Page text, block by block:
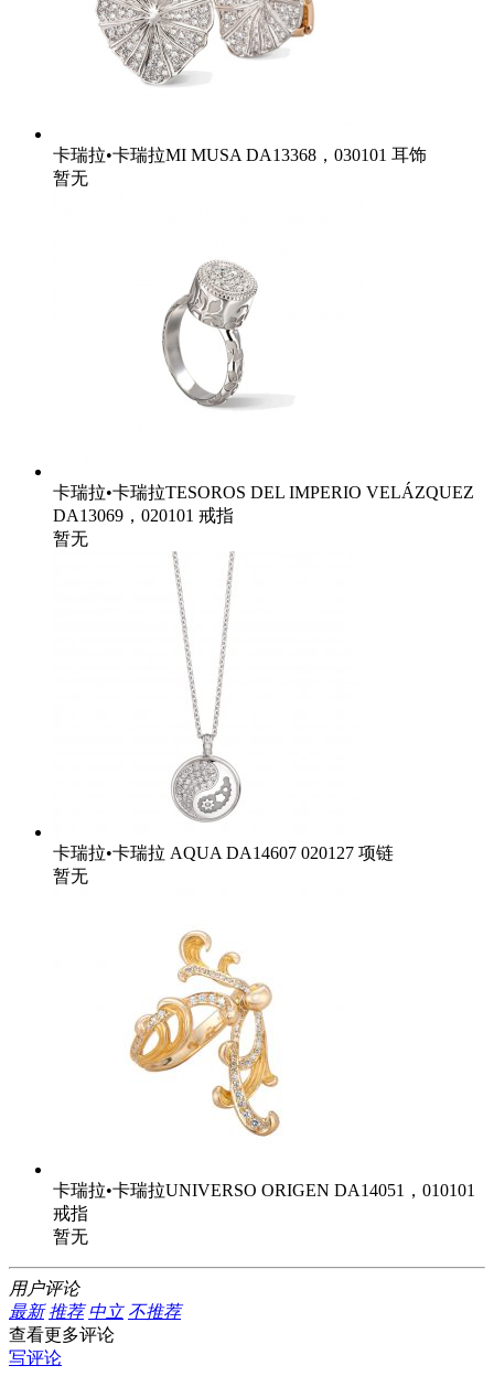
卡瑞拉•卡瑞拉MI MUSA DA13368，030101 耳饰
暂无
卡瑞拉•卡瑞拉TESOROS DEL IMPERIO VELÁZQUEZ
DA13069，020101 戒指
暂无
卡瑞拉•卡瑞拉 AQUA DA14607 020127 项链
暂无
卡瑞拉•卡瑞拉UNIVERSO ORIGEN DA14051，010101
戒指
暂无
用户评论
最新 推荐 中立 不推荐
查看更多评论
写评论